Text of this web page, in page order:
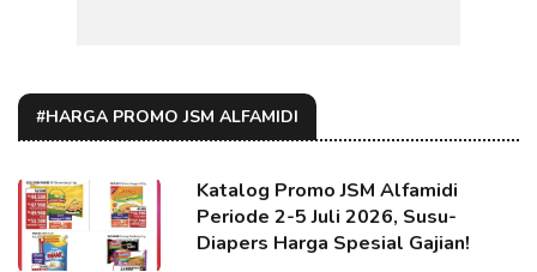
#HARGA PROMO JSM ALFAMIDI
Katalog Promo JSM Alfamidi
Periode 2-5 Juli 2026, Susu-
Diapers Harga Spesial Gajian!